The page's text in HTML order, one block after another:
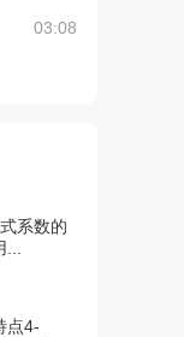
03:08
10:04
系数的
点4-